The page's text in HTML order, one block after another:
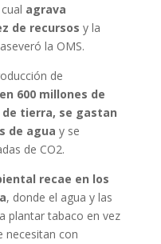
agrava
de recursos y la
la OMS.
de
600 millones de
de tierra, se gastan
de agua y se
de CO2.
recae en los
, donde el agua y las
plantar tabaco en vez
necesitan con